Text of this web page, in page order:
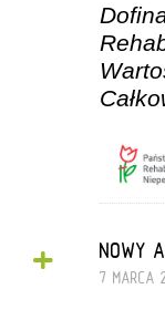
+ NOWY
7 MARCA